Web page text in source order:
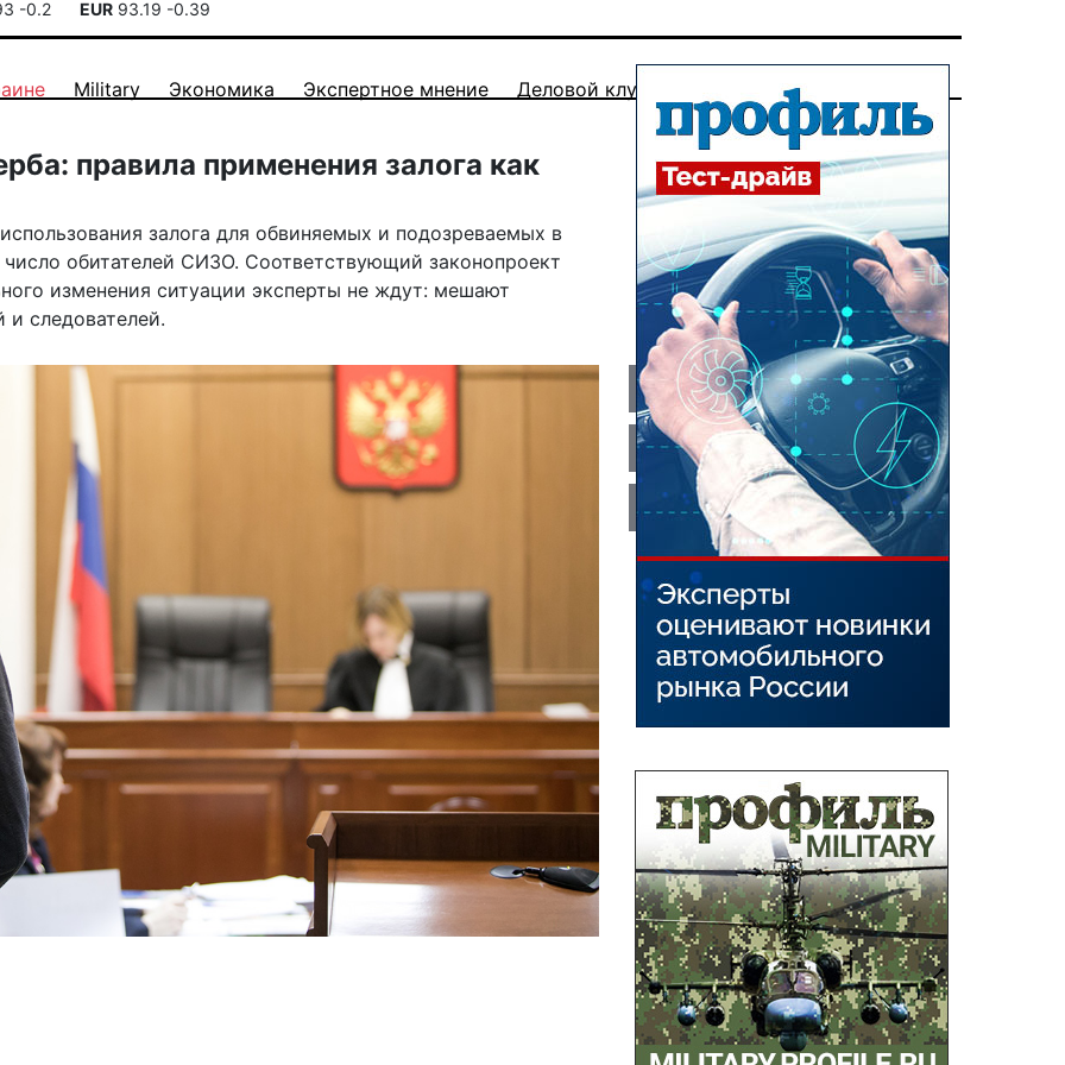
-0.2 EUR 93.19 -0.39
Military Экономика Экспертное мнение Деловой клуб
правила применения залога как
залога для обвиняемых и подозреваемых в
обитателей СИЗО. Соответствующий законопроект
изменения ситуации эксперты не ждут: мешают
и следователей.